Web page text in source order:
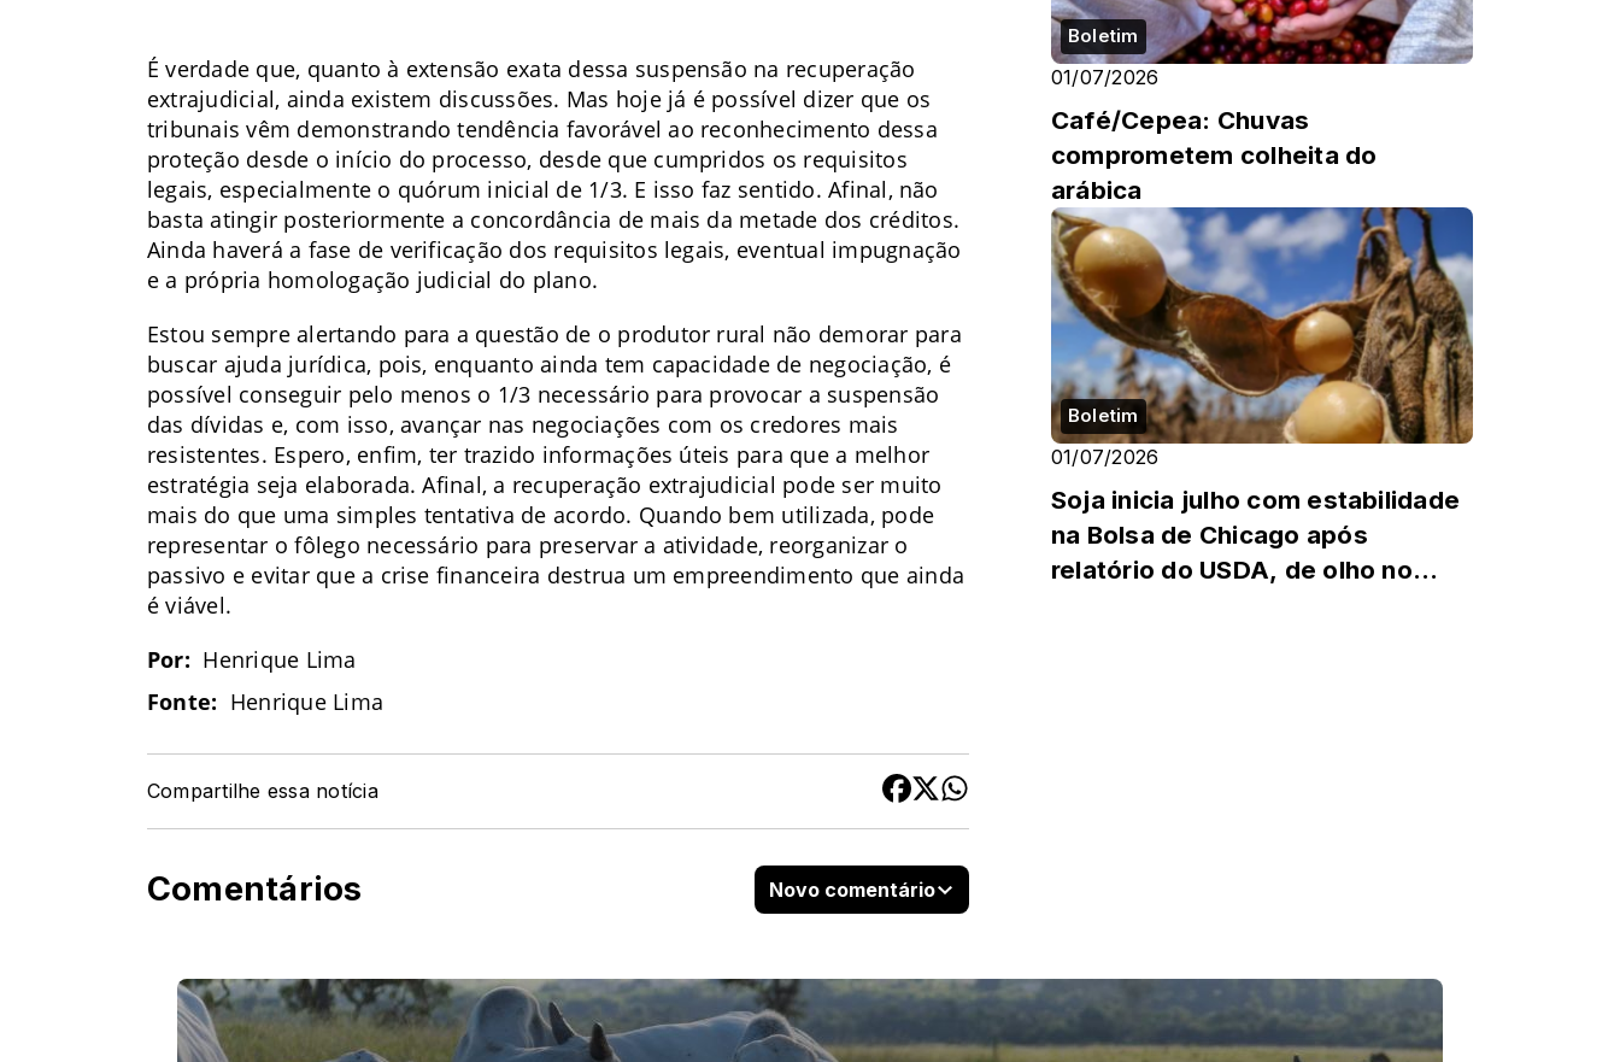
É verdade que, quanto à extensão exata dessa suspensão na recuperação
extrajudicial, ainda existem discussões. Mas hoje já é possível dizer que os
tribunais vêm demonstrando tendência favorável ao reconhecimento dessa
proteção desde o início do processo, desde que cumpridos os requisitos
legais, especialmente o quórum inicial de 1/3. E isso faz sentido. Afinal, não
basta atingir posteriormente a concordância de mais da metade dos créditos.
Ainda haverá a fase de verificação dos requisitos legais, eventual impugnação
e a própria homologação judicial do plano.
Estou sempre alertando para a questão de o produtor rural não demorar para
buscar ajuda jurídica, pois, enquanto ainda tem capacidade de negociação, é
possível conseguir pelo menos o 1/3 necessário para provocar a suspensão
das dívidas e, com isso, avançar nas negociações com os credores mais
resistentes. Espero, enfim, ter trazido informações úteis para que a melhor
estratégia seja elaborada. Afinal, a recuperação extrajudicial pode ser muito
mais do que uma simples tentativa de acordo. Quando bem utilizada, pode
representar o fôlego necessário para preservar a atividade, reorganizar o
passivo e evitar que a crise financeira destrua um empreendimento que ainda
é viável.
Por: Henrique Lima
Fonte: Henrique Lima
Compartilhe essa notícia
Comentários Novo comentário
Boletim
01/07/2026
Café/Cepea: Chuvas
comprometem colheita do
arábica
Boletim
01/07/2026
Soja inicia julho com estabilidade
na Bolsa de Chicago após
relatório do USDA, de olho no